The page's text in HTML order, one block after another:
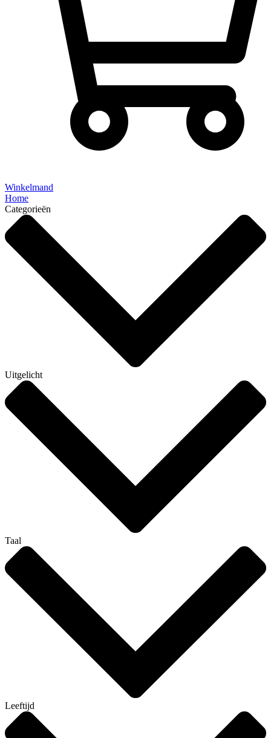
Winkelmand
Home
Categorieën
Uitgelicht
Taal
Leeftijd